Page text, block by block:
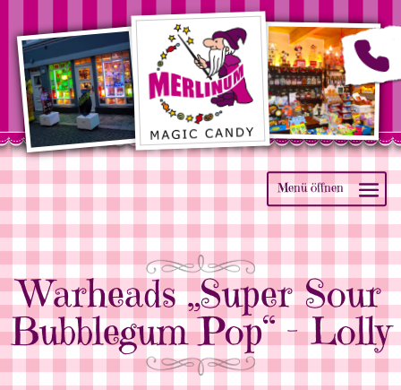
Warheads „Super Sour
Bubblegum Pop“ – Lolly